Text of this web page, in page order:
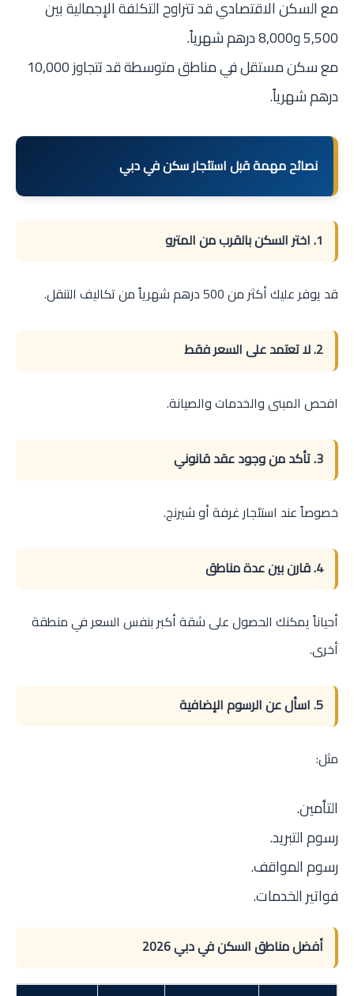
مع السكن الاقتصادي قد تتراوح التكلفة الإجمالية بين
5,500 و8,000 درهم شهرياً.
مع سكن مستقل في مناطق متوسطة قد تتجاوز 10,000
درهم شهرياً.
نصائح مهمة قبل استئجار سكن في دبي
1. اختر السكن بالقرب من المترو
قد يوفر عليك أكثر من 500 درهم شهرياً من تكاليف التنقل.
2. لا تعتمد على السعر فقط
افحص المبنى والخدمات والصيانة.
3. تأكد من وجود عقد قانوني
خصوصاً عند استئجار غرفة أو شيرنج.
4. قارن بين عدة مناطق
أحياناً يمكنك الحصول على شقة أكبر بنفس السعر في منطقة
أخرى.
5. اسأل عن الرسوم الإضافية
مثل:
التأمين.
رسوم التبريد.
رسوم المواقف.
فواتير الخدمات.
أفضل مناطق السكن في دبي 2026